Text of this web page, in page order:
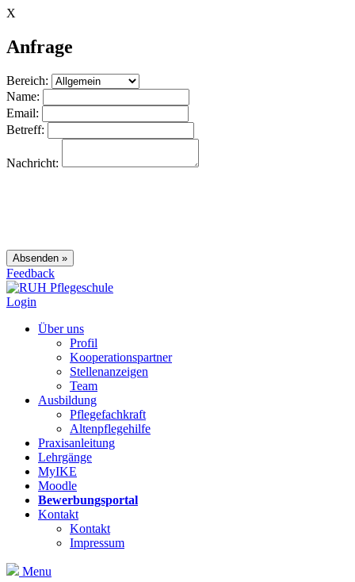
X
Anfrage
Bereich:
Name:
Email:
Betreff:
Nachricht:
Feedback
Login
Über uns
Profil
Kooperationspartner
Stellenanzeigen
Team
Ausbildung
Pflegefachkraft
Altenpflegehilfe
Praxisanleitung
Lehrgänge
MyIKE
Moodle
Bewerbungsportal
Kontakt
Kontakt
Impressum
Menu